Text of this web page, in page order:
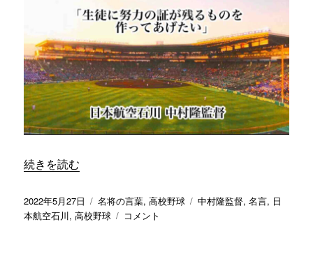
い
に
し
て
は
い
け
な
い」
北
野
“「生徒に努力の証が残るものを作ってあげたい」／ 日
続きを読む
投
稿
2022年5月27日
カ
テ
名将の言葉,高校野球
タ
中村隆監督,名言, 日
本航空石川,高校野球
「生
コメント